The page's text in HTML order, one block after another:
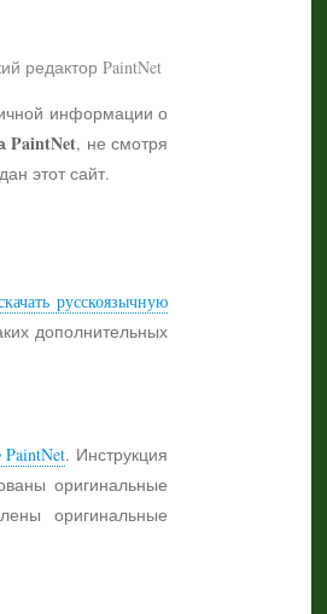
информации о
PaintNet, не смотря
этот сайт.
русскоязычную
дополнительных
. Инструкция
оригинальные
оригинальные